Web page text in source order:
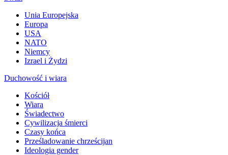
Unia Europejska
Europa
USA
NATO
Niemcy
Izrael i Żydzi
Duchowość i wiara
Kościół
Wiara
Świadectwo
Cywilizacja śmierci
Czasy końca
Prześladowanie chrześcijan
Ideologia gender